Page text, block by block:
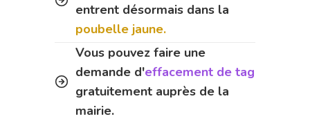
entrent désormais dans la
poubelle jaune.
Vous pouvez faire une
demande d'effacement de tag
gratuitement auprès de la
mairie.